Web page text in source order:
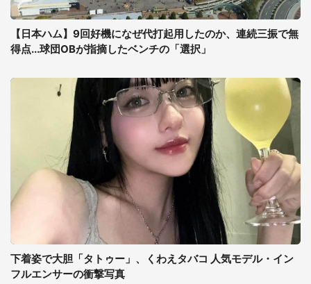
【日本ハム】9回好機になぜ代打起用したのか、連続三振で無
得点...球団OBが指摘したベンチの「選択」
下着姿で大胆「タトゥー」、くわえタバコ 人気モデル・イン
フルエンサーの衝撃写真